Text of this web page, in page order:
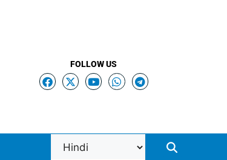
FOLLOW US